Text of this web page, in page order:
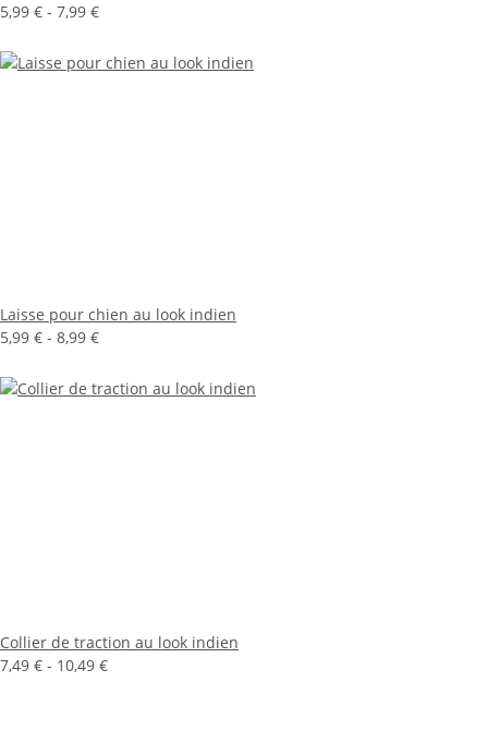
5,99 € - 7,99 €
Laisse pour chien au look indien
5,99 € - 8,99 €
Collier de traction au look indien
7,49 € - 10,49 €